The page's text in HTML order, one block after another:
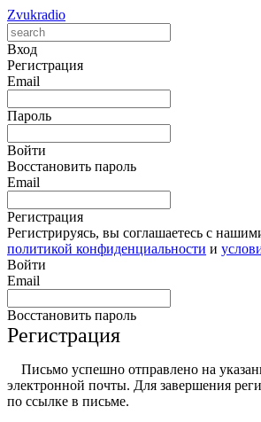
Zvukradio
Вход
Регистрация
Email
Пароль
Войти
Восстановить пароль
Email
Регистрация
Регистрируясь, вы соглашаетесь с
политикой конфиденциальности и
Войти
Email
Восстановить пароль
Регистрация
Письмо успешно отправлено на
электронной почты. Для завершения
по ссылке в письме.